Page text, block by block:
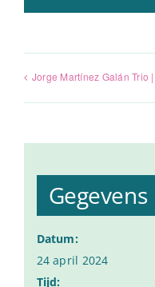
Jorge Martínez Galán Trio
Gegevens
Datum:
24 april 2024
Tijd: